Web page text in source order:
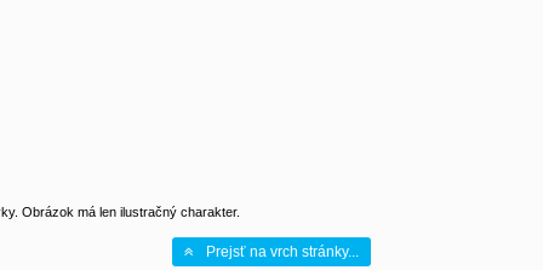
Obrázok má len ilustračný charakter.
Prejsť na vrch stránky...